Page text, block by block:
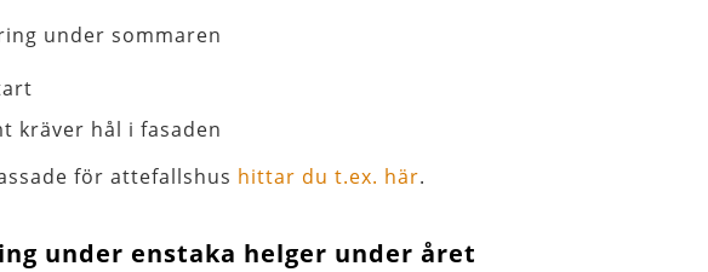
under sommaren
kräver hål i fasaden
för attefallshus hittar du t.ex. här.
under enstaka helger under året